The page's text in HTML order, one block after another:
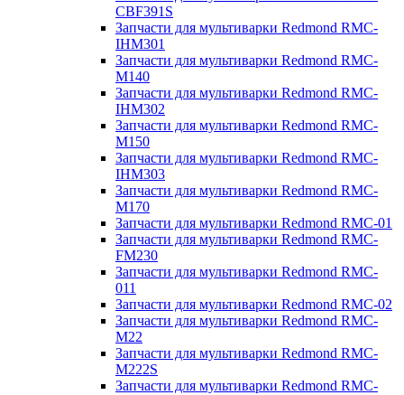
CBF391S
Запчасти для мультиварки Redmond RMC-
IHM301
Запчасти для мультиварки Redmond RMC-
M140
Запчасти для мультиварки Redmond RMC-
IHM302
Запчасти для мультиварки Redmond RMC-
M150
Запчасти для мультиварки Redmond RMC-
IHM303
Запчасти для мультиварки Redmond RMC-
M170
Запчасти для мультиварки Redmond RMC-01
Запчасти для мультиварки Redmond RMC-
FM230
Запчасти для мультиварки Redmond RMC-
011
Запчасти для мультиварки Redmond RMC-02
Запчасти для мультиварки Redmond RMC-
M22
Запчасти для мультиварки Redmond RMC-
M222S
Запчасти для мультиварки Redmond RMC-